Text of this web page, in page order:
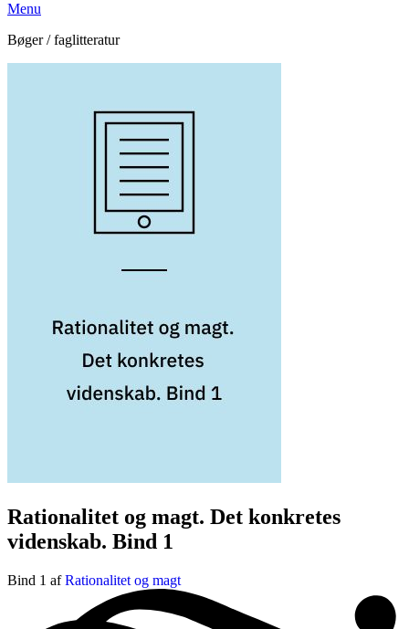
Menu
Bøger / faglitteratur
Rationalitet og magt. Det konkretes
videnskab. Bind 1
Bind 1 afRationalitet og magt